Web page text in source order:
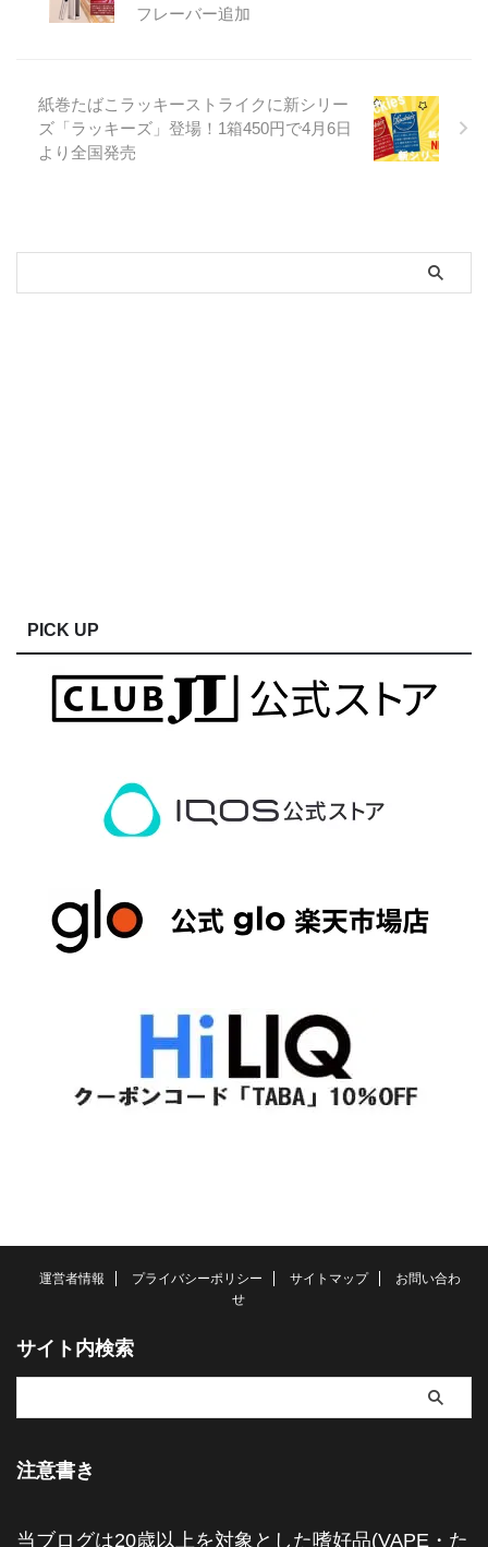
フレーバー追加
紙巻たばこラッキーストライクに新シリー
ズ「ラッキーズ」登場！1箱450円で4月6日
より全国発売
PICK UP
運営者情報 プライバシーポリシー サイトマップ
お問い合わ
せ
サイト内検索
注意書き
当ブログは20歳以上を対象とした嗜好品(VAPE・た